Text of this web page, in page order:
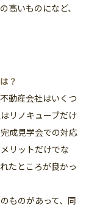
高いものになど、
？
動産会社はいくつ
リノキューブだけ
成見学会での対応
リットだけでな
たところが良かっ
ものがあって、同